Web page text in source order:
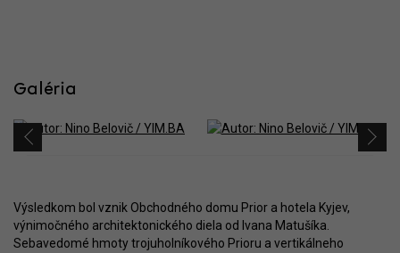
Galéria
Výsledkom bol vznik Obchodného domu Prior a hotela Kyjev,
výnimočného architektonického diela od Ivana Matušíka.
Sebavedomé hmoty trojuholníkového Prioru a vertikálneho